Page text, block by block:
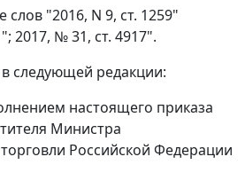
слов "2016, N 9, ст. 1259"
2017, № 31, ст. 4917".
следующей редакции:
настоящего приказа
Министра
Российской Федерации